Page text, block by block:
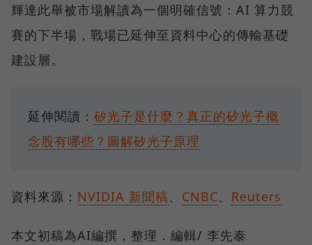
輝達此舉被市場解讀為一個明確信號：AI 算力競
賽的下半場，戰場已延伸至資料中心的傳輸基礎
建設層。
延伸閱讀： 矽光子是什麼？真正的矽光子概
念股有哪些？圖解矽光子原理
資料來源： NVIDIA 新聞稿 CNBC Reuters
本文初稿為AI編撰，整理．編輯/ 李先泰